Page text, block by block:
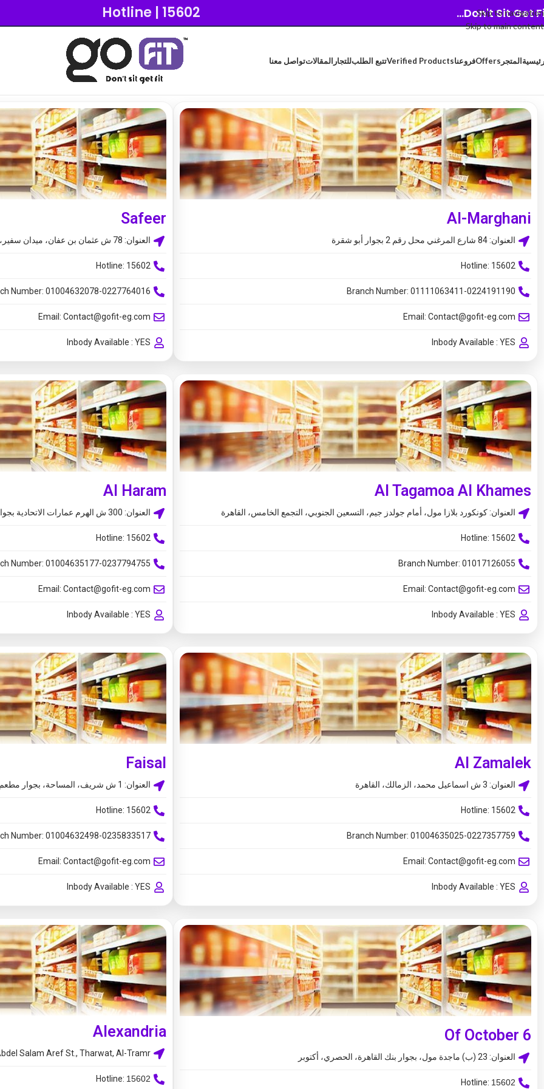
Skip to navigation
Skip to main content
Don't Sit Get
Hotline | 15602
المتجر OffersفروعناVerified Productsتتبع الطلبللتجار المقالاتتواصل معنا
Al-Marghani
العنوان: 84 شارع المرغني محل رقم 2 بجوار أبو شقرة
Hotline: 15602
Branch Number: 01111063411-0224191190
Email: Contact@gofit-eg.com
Inbody Available : YES
Safeer
العنوان: 78 ش عثمان بن عفان، ميدان سفير، الماست الجديدة، القاهرة
Hotline: 15602
Number: 01004632078-0227764016
Email: Contact@gofit-eg.com
Inbody Available : YES
Al Tagamoa Al Khames
العنوان: كونكورد بلازا مول، أمام جولدز جيم، التسعين الجنوبي، التجمع الخامس، القاهرة
Hotline: 15602
Branch Number: 01017126055
Email: Contact@gofit-eg.com
Inbody Available : YES
Al Haram
العنوان: 300 ش الهرم عمارات الاتحادية بجوار راديو شاك
Hotline: 15602
Number: 01004635177-0237794755
Email: Contact@gofit-eg.com
Inbody Available : YES
Al Zamalek​
العنوان: 3 ش اسماعيل محمد، الزمالك، القاهرة
Hotline: 15602
Branch Number: 01004635025-0227357759
Email: Contact@gofit-eg.com
Inbody Available : YES
Faisal
العنوان: 1 ش شريف، المساحة، بجوار مطعم الانسجام
Hotline: 15602
Number: 01004632498-0235833517
Email: Contact@gofit-eg.com
Inbody Available : YES
6 Of October​
العنوان: 23 (ب) ماجدة مول، بجوار بنك القاهرة، الحصري، أكتوبر
Hotline: 15602
Alexandria​
Salam Aref St., Tharwat, Al-Tramr
Hotline: 15602